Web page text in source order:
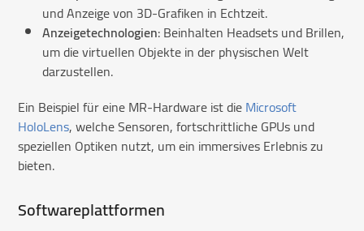
und Anzeige von 3D-Grafiken in Echtzeit.
Anzeigetechnologien: Beinhalten Headsets und Brillen,
um die virtuellen Objekte in der physischen Welt
darzustellen.
Ein Beispiel für eine MR-Hardware ist dieMicrosoft
HoloLens, welche Sensoren, fortschrittliche GPUs und
speziellen Optiken nutzt, um ein immersives Erlebnis zu
bieten.
Softwareplattformen